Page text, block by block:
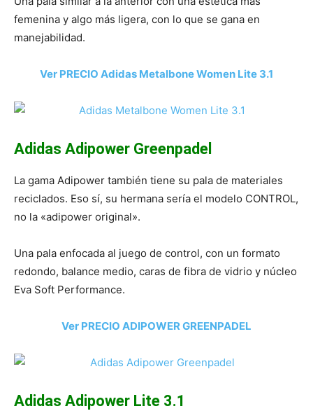
femenina y algo más ligera, con lo que se gana en
manejabilidad.
Ver PRECIO Adidas Metalbone Women Lite 3.1
Adidas Adipower Greenpadel
La gama Adipower también tiene su pala de materiales
reciclados. Eso sí, su hermana sería el modelo CONTROL,
no la «adipower original».
Una pala enfocada al juego de control, con un formato
redondo, balance medio, caras de fibra de vidrio y núcleo
Eva Soft Performance.
Ver PRECIO ADIPOWER GREENPADEL
Adidas Adipower Lite 3.1